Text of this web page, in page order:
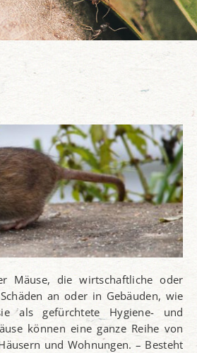
Mäuse, die wirtschaftliche oder
an oder in Gebäuden, wie
als gefürchtete Hygiene- und
können eine ganze Reihe von
und Wohnungen. – Besteht